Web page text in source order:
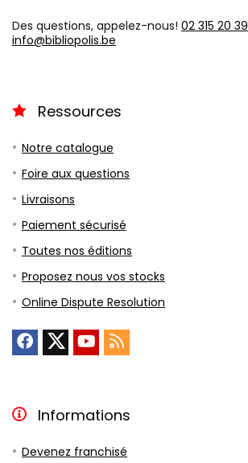
Des questions, appelez-nous! 02 315 20 39
info@bibliopolis.be
Ressources
Notre catalogue
Foire aux questions
Livraisons
Paiement sécurisé
Toutes nos éditions
Proposez nous vos stocks
Online Dispute Resolution
Informations
Devenez franchisé